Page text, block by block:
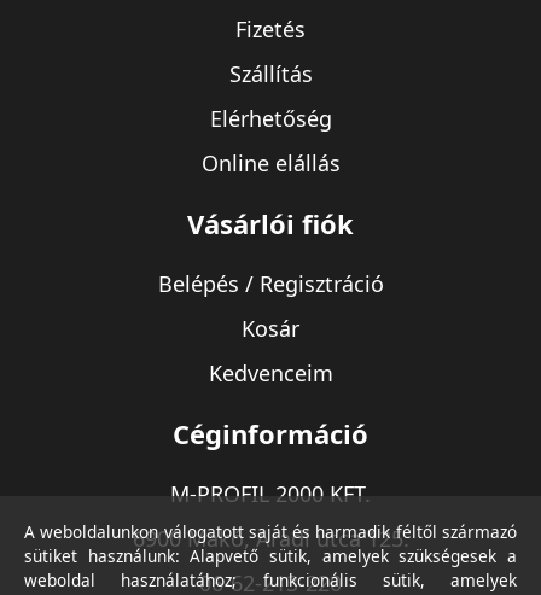
Fizetés
Szállítás
Elérhetőség
Online elállás
Vásárlói fiók
Belépés / Regisztráció
Kosár
Kedvenceim
Céginformáció
M-PROFIL 2000 KFT.
6900 Makó, Aradi utca 125.
06-62-213-220
A weboldalunkon válogatott saját és harmadik féltől származó
sütiket használunk: Alapvető sütik, amelyek szükségesek a
weboldal használatához; funkcionális sütik, amelyek